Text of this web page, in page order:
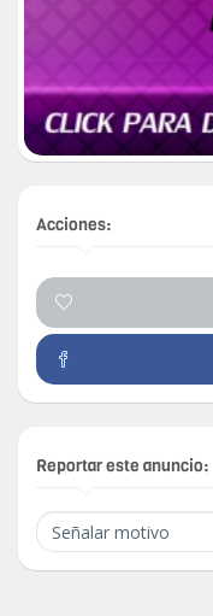
Acciones:
Reportar este anuncio: